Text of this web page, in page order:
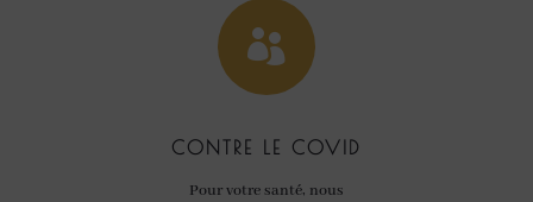

CONTRE LE COVID
Pour votre santé, nous